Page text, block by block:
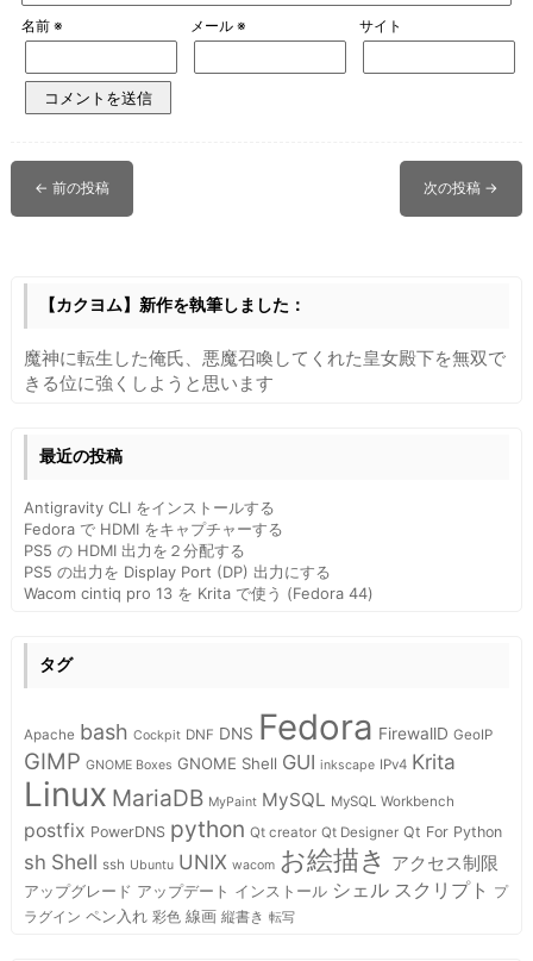
名前 ※ メール ※ サイト
← 前の投稿 次の投稿 →
【カクヨム】新作を執筆しました：
魔神に転生した俺氏、悪魔召喚してくれた皇女殿下を無双で
きる位に強くしようと思います
最近の投稿
Antigravity CLI をインストールする
Fedora で HDMI をキャプチャーする
PS5 の HDMI 出力を２分配する
PS5 の出力を Display Port (DP) 出力にする
Wacom cintiq pro 13 を Krita で使う (Fedora 44)
タグ
Apache bash Cockpit DNF DNS Fedora FirewallD GeoIP
GIMP GNOME Boxes GNOME Shell GUI inkscape IPv4 Krita
Linux MariaDB MyPaint MySQL MySQL Workbench
postfix PowerDNS python Qt creator Qt Designer Qt For Python
sh Shell ssh Ubuntu UNIX wacom お絵描き アクセス制限
アップグレード アップデート インストール シェル スクリプト
プ
ラグイン ペン入れ 彩色 線画 縦書き 転写